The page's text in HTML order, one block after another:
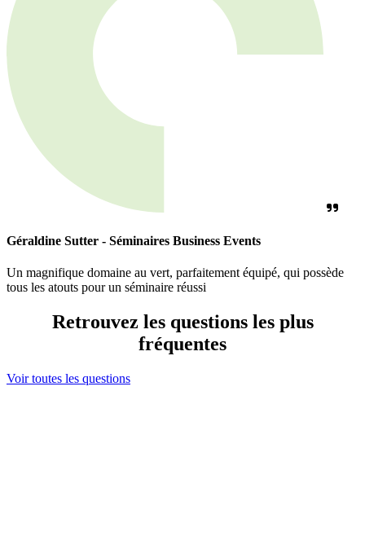
Géraldine Sutter - Séminaires Business Events
Un magnifique domaine au vert, parfaitement équipé, qui possède
tous les atouts pour un séminaire réussi
Retrouvez les questions les plus
fréquentes
Voir toutes les questions